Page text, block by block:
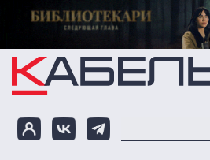
Перейти к основному содержанию